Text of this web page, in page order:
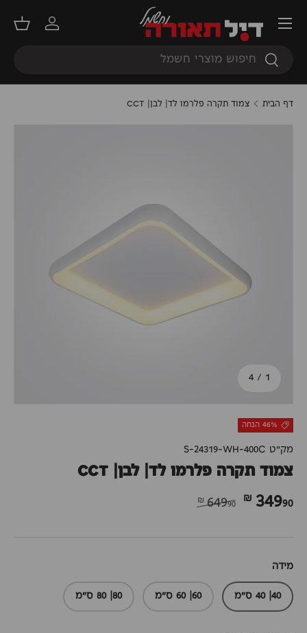
דילוג
חיפוש
חיפוש
התחברות
סל
תפריט
דף הבית צמוד תקרה פלרמו לד| לבן| CCT
1
/ מתוך
4
46% הנחה
מק"ט S-24319-WH-400C
צמוד תקרה פלרמו לד| לבן| CCT
34990 ₪
64990 ₪
מידה
40| 40 ס"מ 60| 60 ס"מ 80| 80 ס"מ